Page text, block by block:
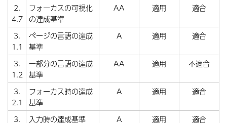
2.
4.7
フォーカスの可視化
の達成基準
AA 適用 適合
3.
1.1
ページの言語の達成
基準
A 適用 適合
3.
1.2
一部分の言語の達成
基準
AA 適用 不適合
3.
2.1
フォーカス時の達成
基準
A 適用 適合
3.
入力時の達成基準 A 適用 適合